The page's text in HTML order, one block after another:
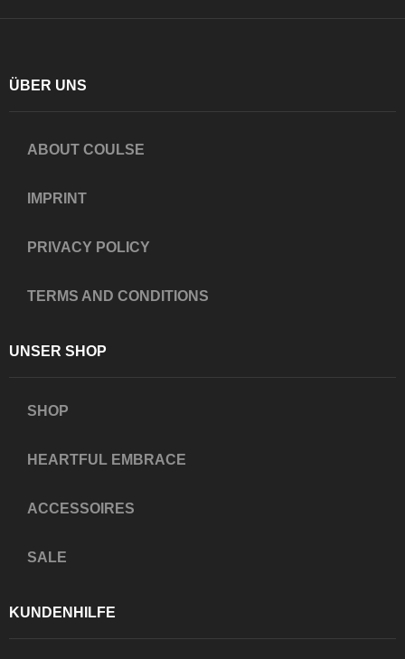
ÜBER UNS
ABOUT COULSE
IMPRINT
PRIVACY POLICY
TERMS AND CONDITIONS
UNSER SHOP
SHOP
HEARTFUL EMBRACE
ACCESSOIRES
SALE
KUNDENHILFE